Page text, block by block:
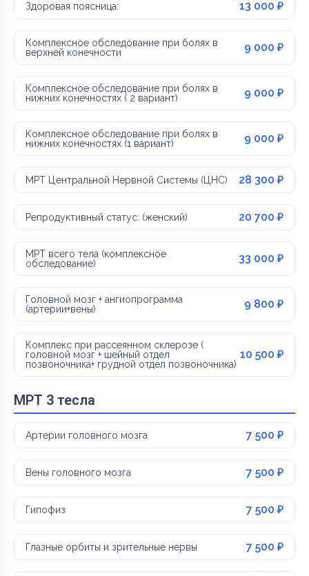
Здоровая поясница: 13 000 ₽
Комплексное обследование при болях в
верхней конечности
9 000 ₽
Комплексное обследование при болях в
нижних конечностях ( 2 вариант)
9 000 ₽
Комплексное обследование при болях в
нижних конечностях (1 вариант)
9 000 ₽
МРТ Центральной Нервной Системы (ЦНС) 28 300 ₽
Репродуктивный статус: (женский) 20 700 ₽
МРТ всего тела (комплексное
обследование)
33 000 ₽
Головной мозг + ангиопрограмма
(артерии+вены)
9 800 ₽
Комплекс при рассеянном склерозе (
головной мозг + шейный отдел
позвоночника+ грудной отдел позвоночника)
10 500 ₽
МРТ 3 тесла
Артерии головного мозга 7 500 ₽
Вены головного мозга 7 500 ₽
Гипофиз 7 500 ₽
Глазные орбиты и зрительные нервы 7 500 ₽